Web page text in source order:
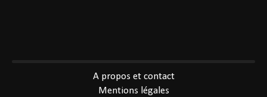
A propos et contact
Mentions légales